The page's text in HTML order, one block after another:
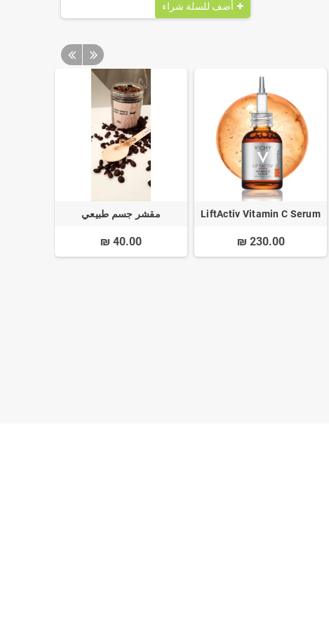
أضف للسلة شراء
مقشر جسم طبيعي
40.00 ₪
LiftActiv Vitamin C Serum
230.00 ₪